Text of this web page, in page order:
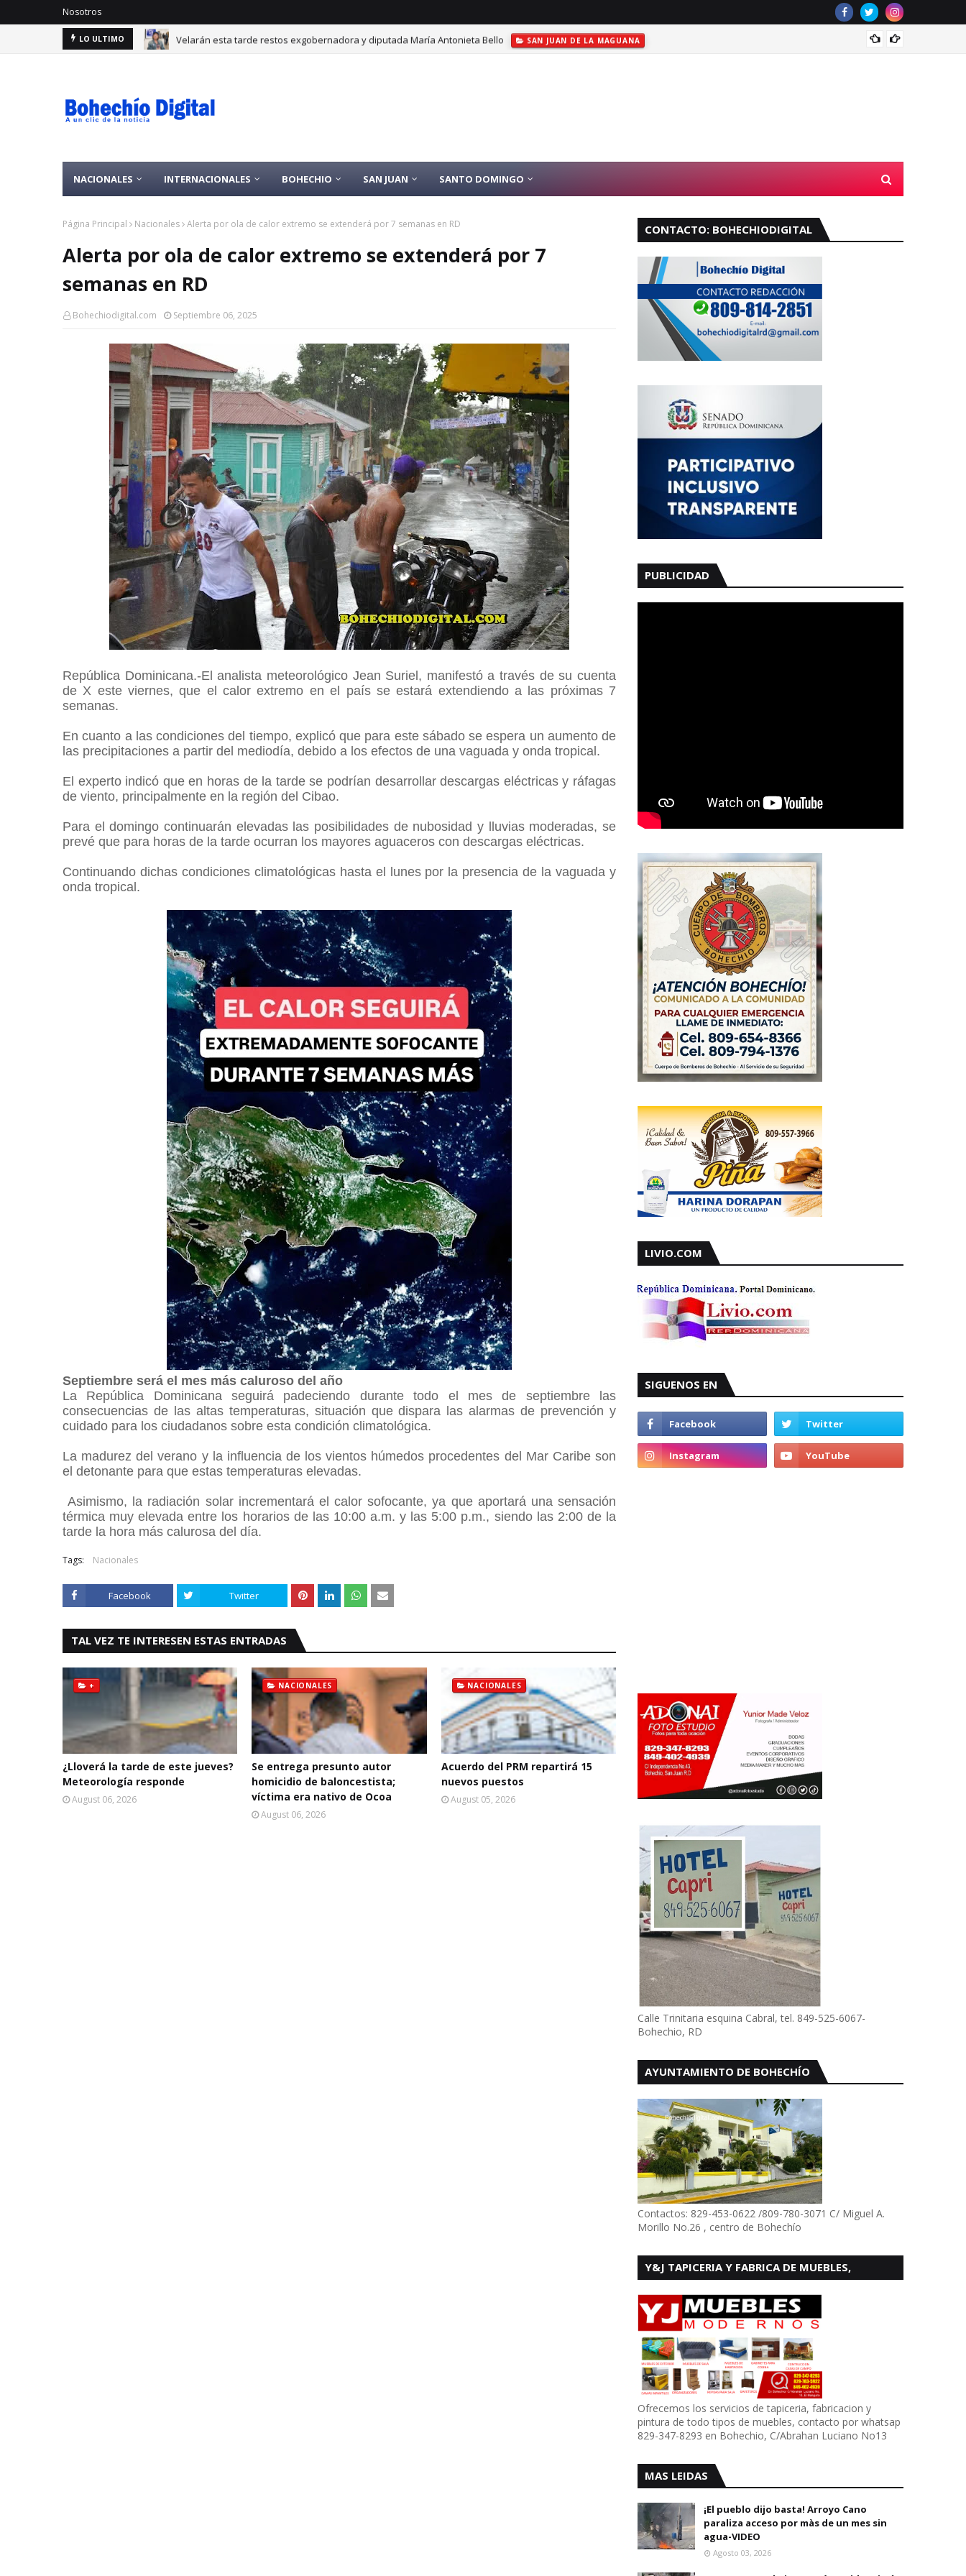
Nosotros
LO ULTIMO Velarán esta tarde restos exgobernadora y diputada María Antonieta Bello SAN JUAN DE LA MAGUANA
NACIONALES INTERNACIONALES BOHECHIO SAN JUAN SANTO DOMINGO
Página Principal Nacionales Alerta por ola de calor extremo se extenderá por 7 semanas en RD
Alerta por ola de calor extremo se extenderá por 7
semanas en RD
Bohechiodigital.com Septiembre 06, 2025
República Dominicana.-El analista meteorológico Jean Suriel, manifestó a través de su cuenta
de X este viernes, que el calor extremo en el país se estará extendiendo a las próximas 7
semanas.
En cuanto a las condiciones del tiempo, explicó que para este sábado se espera un aumento de
las precipitaciones a partir del mediodía, debido a los efectos de una vaguada y onda tropical.
El experto indicó que en horas de la tarde se podrían desarrollar descargas eléctricas y ráfagas
de viento, principalmente en la región del Cibao.
Para el domingo continuarán elevadas las posibilidades de nubosidad y lluvias moderadas, se
prevé que para horas de la tarde ocurran los mayores aguaceros con descargas eléctricas.
Continuando dichas condiciones climatológicas hasta el lunes por la presencia de la vaguada y
onda tropical.
Septiembre será el mes más caluroso del año
La República Dominicana seguirá padeciendo durante todo el mes de septiembre las
consecuencias de las altas temperaturas, situación que dispara las alarmas de prevención y
cuidado para los ciudadanos sobre esta condición climatológica.
La madurez del verano y la influencia de los vientos húmedos procedentes del Mar Caribe son
el detonante para que estas temperaturas elevadas.
Asimismo, la radiación solar incrementará el calor sofocante, ya que aportará una sensación
térmica muy elevada entre los horarios de las 10:00 a.m. y las 5:00 p.m., siendo las 2:00 de la
tarde la hora más calurosa del día.
Tags: Nacionales
Facebook Twitter
TAL VEZ TE INTERESEN ESTAS ENTRADAS
+
¿Lloverá la tarde de este jueves?
Meteorología responde
August 06, 2026
NACIONALES
Se entrega presunto autor
homicidio de baloncestista;
víctima era nativo de Ocoa
August 06, 2026
NACIONALES
Acuerdo del PRM repartirá 15
nuevos puestos
August 05, 2026
CONTACTO: BOHECHIODIGITAL
PUBLICIDAD
LIVIO.COM
SIGUENOS EN
Calle Trinitaria esquina Cabral, tel. 849-525-6067-
Bohechio, RD
AYUNTAMIENTO DE BOHECHÍO
Contactos: 829-453-0622 /809-780-3071 C/ Miguel A.
Morillo No.26 , centro de Bohechío
Y&J TAPICERIA Y FABRICA DE MUEBLES,
Ofrecemos los servicios de tapiceria, fabricacion y
pintura de todo tipos de muebles, contacto por whatsap
829-347-8293 en Bohechio, C/Abrahan Luciano No13
MAS LEIDAS
¡El pueblo dijo basta! Arroyo Cano
paraliza acceso por màs de un mes sin
agua-VIDEO
Agosto 03, 2026